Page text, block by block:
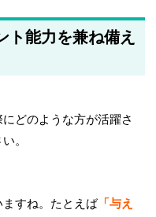
ト能力を兼ね備え
どのような方が活躍さ
。
すね。たとえば「与え